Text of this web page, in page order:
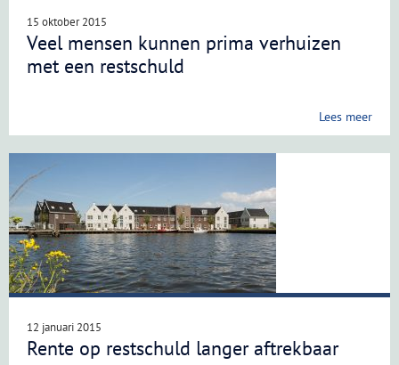
15 oktober 2015
Veel mensen kunnen prima verhuizen
met een restschuld
Lees meer
12 januari 2015
Rente op restschuld langer aftrekbaar